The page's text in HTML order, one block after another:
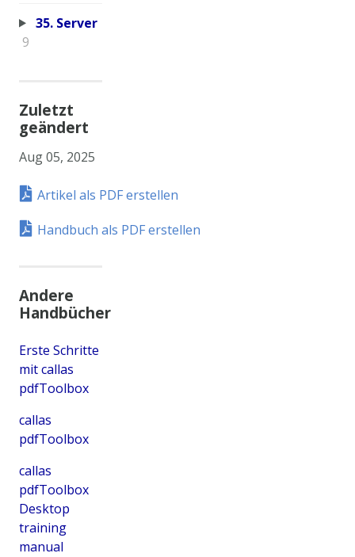
35. Server
9
Zuletzt
geändert
Aug 05, 2025
Artikel als PDF erstellen
Handbuch als PDF erstellen
Andere
Handbücher
Erste Schritte
mit callas
pdfToolbox
callas
pdfToolbox
callas
pdfToolbox
Desktop
training
manual